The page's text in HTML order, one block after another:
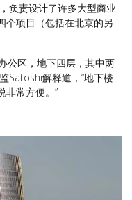
负责设计了许多大型商业
个项目（包括在北京的另
公区，地下四层，其中两
Satoshi解释道，“地下楼
非常方便。”